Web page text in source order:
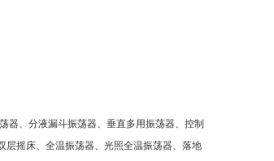
器、分液漏斗振荡器、垂直多用振荡器、控制
层摇床、全温振荡器、光照全温振荡器、落地